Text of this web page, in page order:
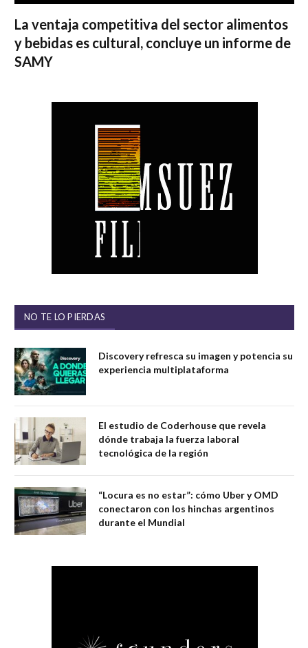
La ventaja competitiva del sector alimentos
y bebidas es cultural, concluye un informe de
SAMY
NO TE LO PIERDAS
Discovery refresca su imagen y potencia su
experiencia multiplataforma
El estudio de Coderhouse que revela
dónde trabaja la fuerza laboral
tecnológica de la región
“Locura es no estar”: cómo Uber y OMD
conectaron con los hinchas argentinos
durante el Mundial